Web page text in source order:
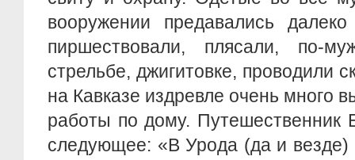
вооружении предавались
пиршествовали, плясали, по-
стрельбе, джигитовке, проводили
на Кавказе издревле очень много
работы по дому. Путешественник
следующее: «В Урода (да и